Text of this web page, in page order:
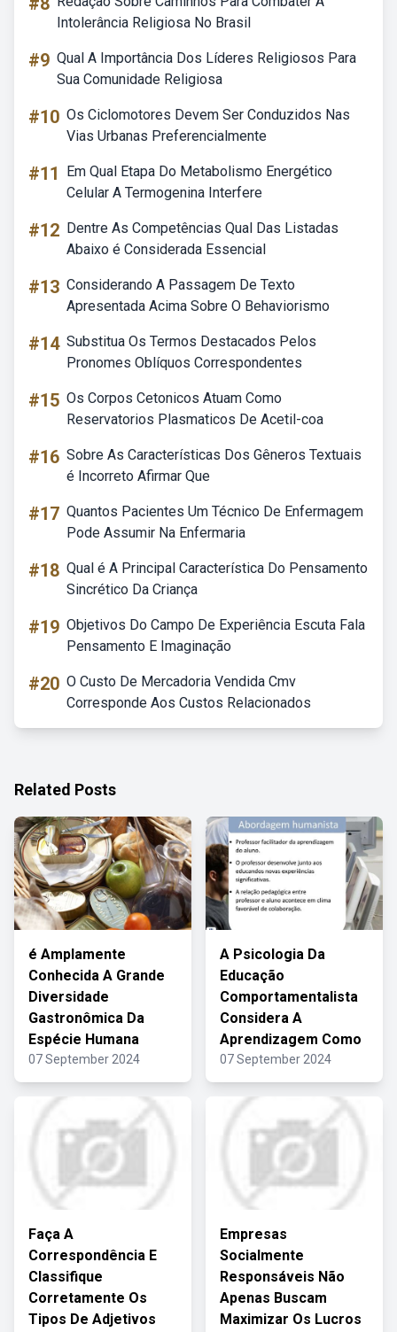
Intolerância Religiosa No Brasil
#9 Qual A Importância Dos Líderes Religiosos Para
Sua Comunidade Religiosa
#10 Os Ciclomotores Devem Ser Conduzidos Nas
Vias Urbanas Preferencialmente
#11
Em Qual Etapa Do Metabolismo Energético
Celular A Termogenina Interfere
#12 Dentre As Competências Qual Das Listadas
Abaixo é Considerada Essencial
#13 Considerando A Passagem De Texto
Apresentada Acima Sobre O Behaviorismo
#14 Substitua Os Termos Destacados Pelos
Pronomes Oblíquos Correspondentes
#15 Os Corpos Cetonicos Atuam Como
Reservatorios Plasmaticos De Acetil-coa
#16 Sobre As Características Dos Gêneros Textuais
é Incorreto Afirmar Que
#17 Quantos Pacientes Um Técnico De Enfermagem
Pode Assumir Na Enfermaria
#18 Qual é A Principal Característica Do Pensamento
Sincrético Da Criança
#19 Objetivos Do Campo De Experiência Escuta Fala
Pensamento E Imaginação
#20 O Custo De Mercadoria Vendida Cmv
Corresponde Aos Custos Relacionados
Related Posts
é Amplamente
Conhecida A Grande
Diversidade
Gastronômica Da
Espécie Humana
07 September 2024
A Psicologia Da
Educação
Comportamentalista
Considera A
Aprendizagem Como
07 September 2024
Faça A
Correspondência E
Classifique
Corretamente Os
Tipos De Adjetivos
Empresas
Socialmente
Responsáveis Não
Apenas Buscam
Maximizar Os Lucros